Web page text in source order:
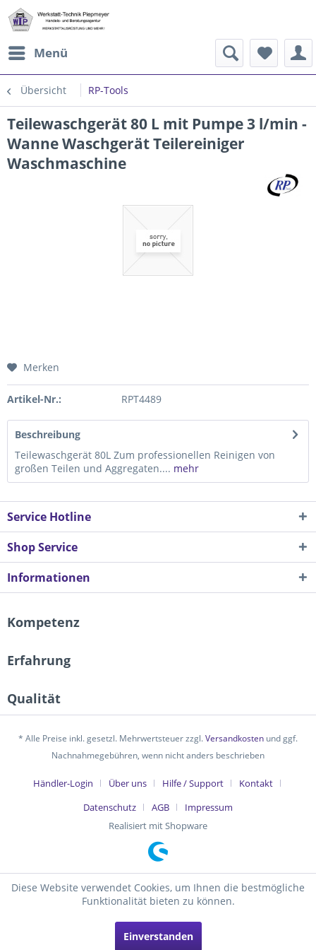
Menü
Übersicht RP-Tools
Teilewaschgerät 80 L mit Pumpe 3 l/min -
Wanne Waschgerät Teilereiniger
Waschmaschine
Merken
Artikel-Nr.: RPT4489
Beschreibung
Teilewaschgerät 80L Zum professionellen Reinigen von
großen Teilen und Aggregaten.... mehr
Service Hotline
Shop Service
Informationen
Kompetenz
Erfahrung
Qualität
* Alle Preise inkl. gesetzl. Mehrwertsteuer zzgl.Versandkosten und ggf.
Nachnahmegebühren, wenn nicht anders beschrieben
Händler-Login Über uns Hilfe / Support
Kontakt
Datenschutz
AGB
Impressum
Realisiert mit Shopware
Diese Website verwendet Cookies, um Ihnen die bestmögliche
Funktionalität bieten zu können.
Einverstanden